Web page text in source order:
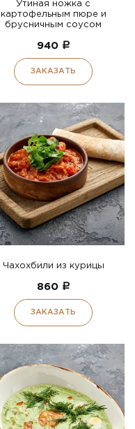
Утиная ножка с
картофельным пюре и
брусничным соусом
940 a
ЗАКАЗАТЬ
Чахохбили из курицы
860 a
ЗАКАЗАТЬ